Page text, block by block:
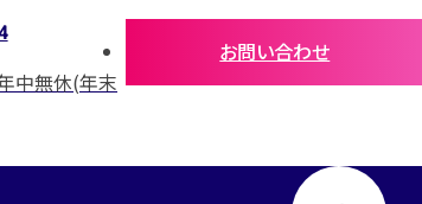
年中無休(年末
お問い合わせ